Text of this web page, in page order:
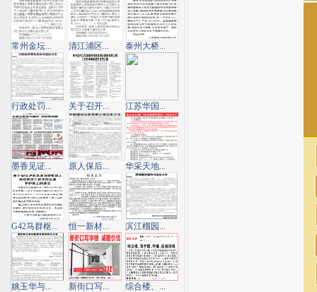
常州金坛... 清江浦区... 泰州大桥...
行政处罚... 关于召开... 江苏华国...
墨香见证... 原人保后... 华采天地...
G42马群枢... 恒一新材... 滨江榴园...
姚玉华与... 新街口写... 综合楼、...